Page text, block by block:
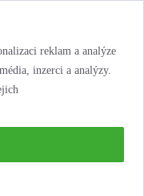
reklam a analýze
inzerci a analýzy.